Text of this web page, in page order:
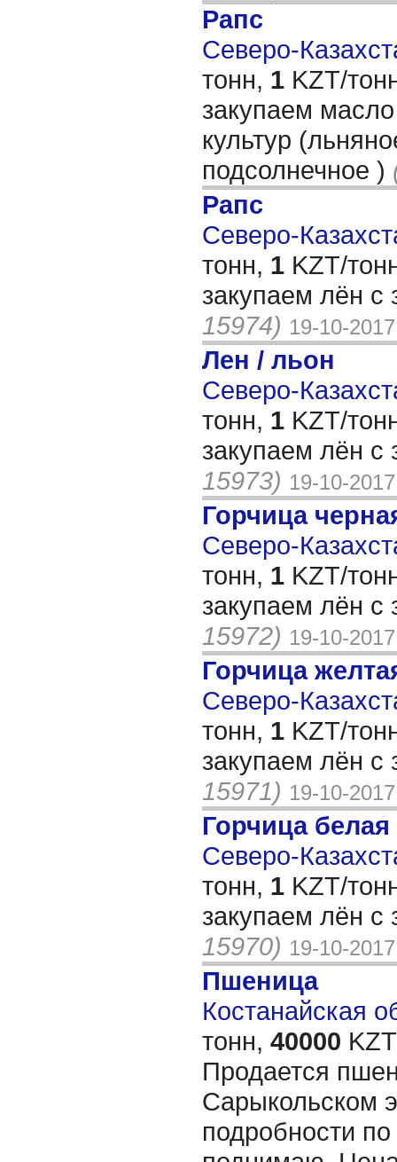
Рапс
Северо-
тонн, 1 KZT/
закупаем
культур
подсолнечное )
Рапс
Северо-
тонн, 1 KZT/
закупаем лён
15974) 19-10-2017
Лен / льон
Северо-
тонн, 1 KZT/
закупаем лён
15973) 19-10-2017
Горчица
Северо-
тонн, 1 KZT/
закупаем лён
15972) 19-10-2017
Горчица
Северо-
тонн, 1 KZT/
закупаем лён
15971) 19-10-2017
Горчица белая
Северо-
тонн, 1 KZT/
закупаем лён
15970) 19-10-2017
Пшеница
Костанайская
тонн, 40000
Продается
Сарыкольском
подробности по